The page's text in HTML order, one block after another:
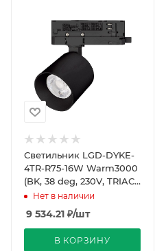
Светильник LGD-DYKE-
4TR-R75-16W Warm3000
(BK, 38 deg, 230V, TRIAC)
(Arlight, IP20 Металл, 5
Нет в наличии
9 534.21 ₽/шт
В КОРЗИНУ